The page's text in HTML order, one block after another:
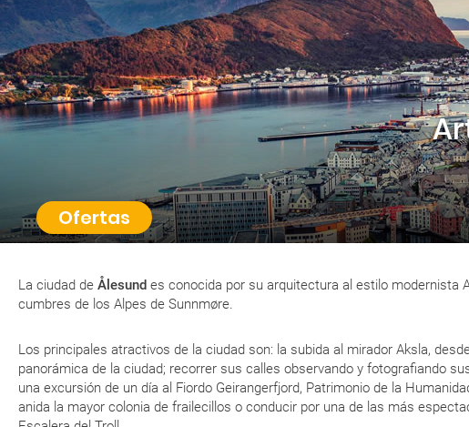
Ofertas
La ciudad de Ålesund es conocida por su arquitectura al estilo modernista
cumbres de los Alpes de Sunnmøre.
Los principales atractivos de la ciudad son: la subida al mirador Aksla,
panorámica de la ciudad; recorrer sus calles observando y fotografiando
una excursión de un día al Fiordo Geirangerfjord, Patrimonio de la
anida la mayor colonia de frailecillos o conducir por una de las más